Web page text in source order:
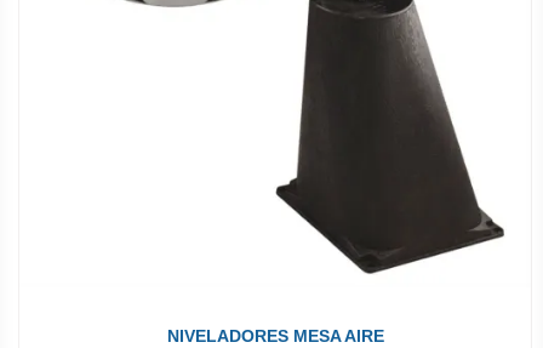
NIVELADORES MESA AIRE